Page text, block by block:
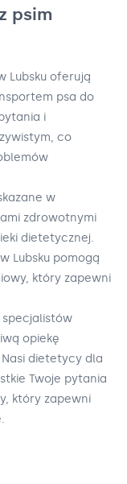
psim
Lubsku oferują
psa do
i
co
w
zdrowotnymi
dietetycznej.
Lubsku pomogą
który zapewni
specjalistów
opiekę
dietetycy dla
Twoje pytania
który zapewni